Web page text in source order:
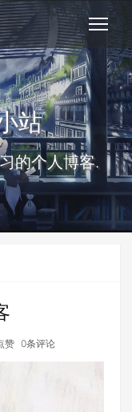
站
的个人博客.
赞 0条评论